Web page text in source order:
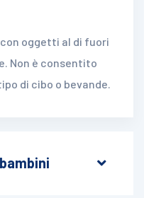
oggetti al di fuori
Non è consentito
di cibo o bevande.